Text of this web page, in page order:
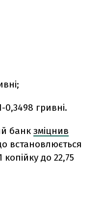
0,3498 гривні.
банк зміцнив
встановлюється
до 22,75